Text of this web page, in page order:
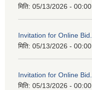
मिति: 05/13/2026 - 00:00
Invitation for Online Bid.
मिति: 05/13/2026 - 00:00
Invitation for Online Bid.
मिति: 05/13/2026 - 00:00